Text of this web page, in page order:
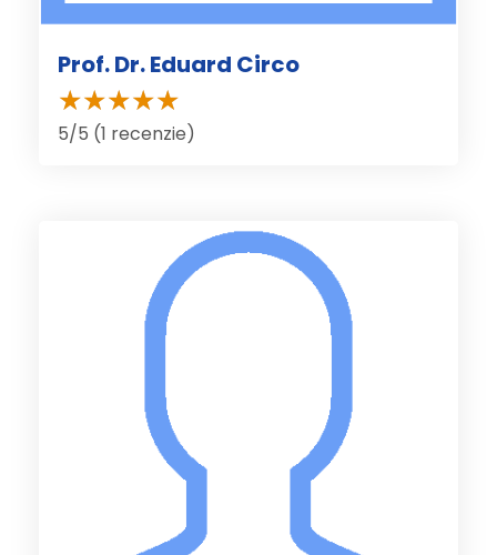
Prof. Dr. Eduard Circo
5/5 (1 recenzie)